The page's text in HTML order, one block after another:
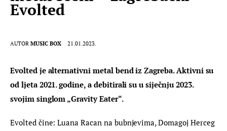
Evolted
AUTOR MUSIC BOX 21.01.2023.
Evolted je alternativni metal bend iz Zagreba. Aktivni su
od ljeta 2021. godine, a debitirali su u siječnju 2023.
svojim singlom „Gravity Eater“.
Evolted čine: Luana Racan na bubnjevima, Domagoj Herceg